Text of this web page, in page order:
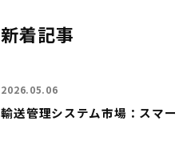
新着記事
輸送管理システム市場：スマ
2026.05.06